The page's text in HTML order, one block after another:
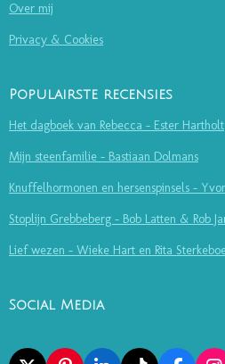
Over mij
Privacy & Cookies
Populairste recensies
Het dagboek van Rebecca - Ester Hartholt
Mijn steenfamilie - Bastiaan Dolmans
Knuffelhormonen en hersenspinsels -
Stoplijn Grebbeberg - Bob Latten & Rob
Lief wezen - Wieke Hart en Rita
Social Media